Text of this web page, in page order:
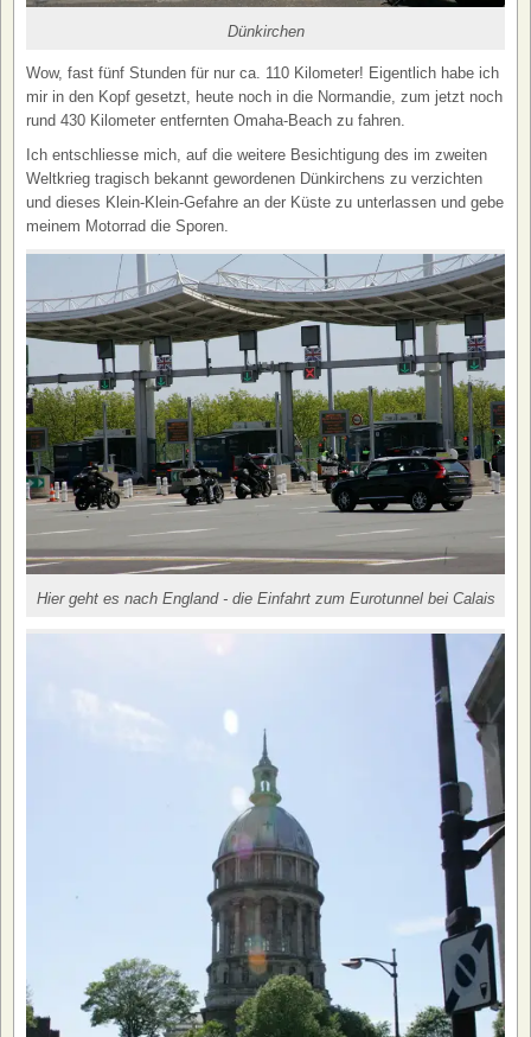
Dünkirchen
Wow, fast fünf Stunden für nur ca. 110 Kilometer! Eigentlich habe ich
mir in den Kopf gesetzt, heute noch in die Normandie, zum jetzt noch
rund 430 Kilometer entfernten Omaha-Beach zu fahren.
Ich entschliesse mich, auf die weitere Besichtigung des im zweiten
Weltkrieg tragisch bekannt gewordenen Dünkirchens zu verzichten
und dieses Klein-Klein-Gefahre an der Küste zu unterlassen und gebe
meinem Motorrad die Sporen.
Hier geht es nach England - die Einfahrt zum Eurotunnel bei Calais